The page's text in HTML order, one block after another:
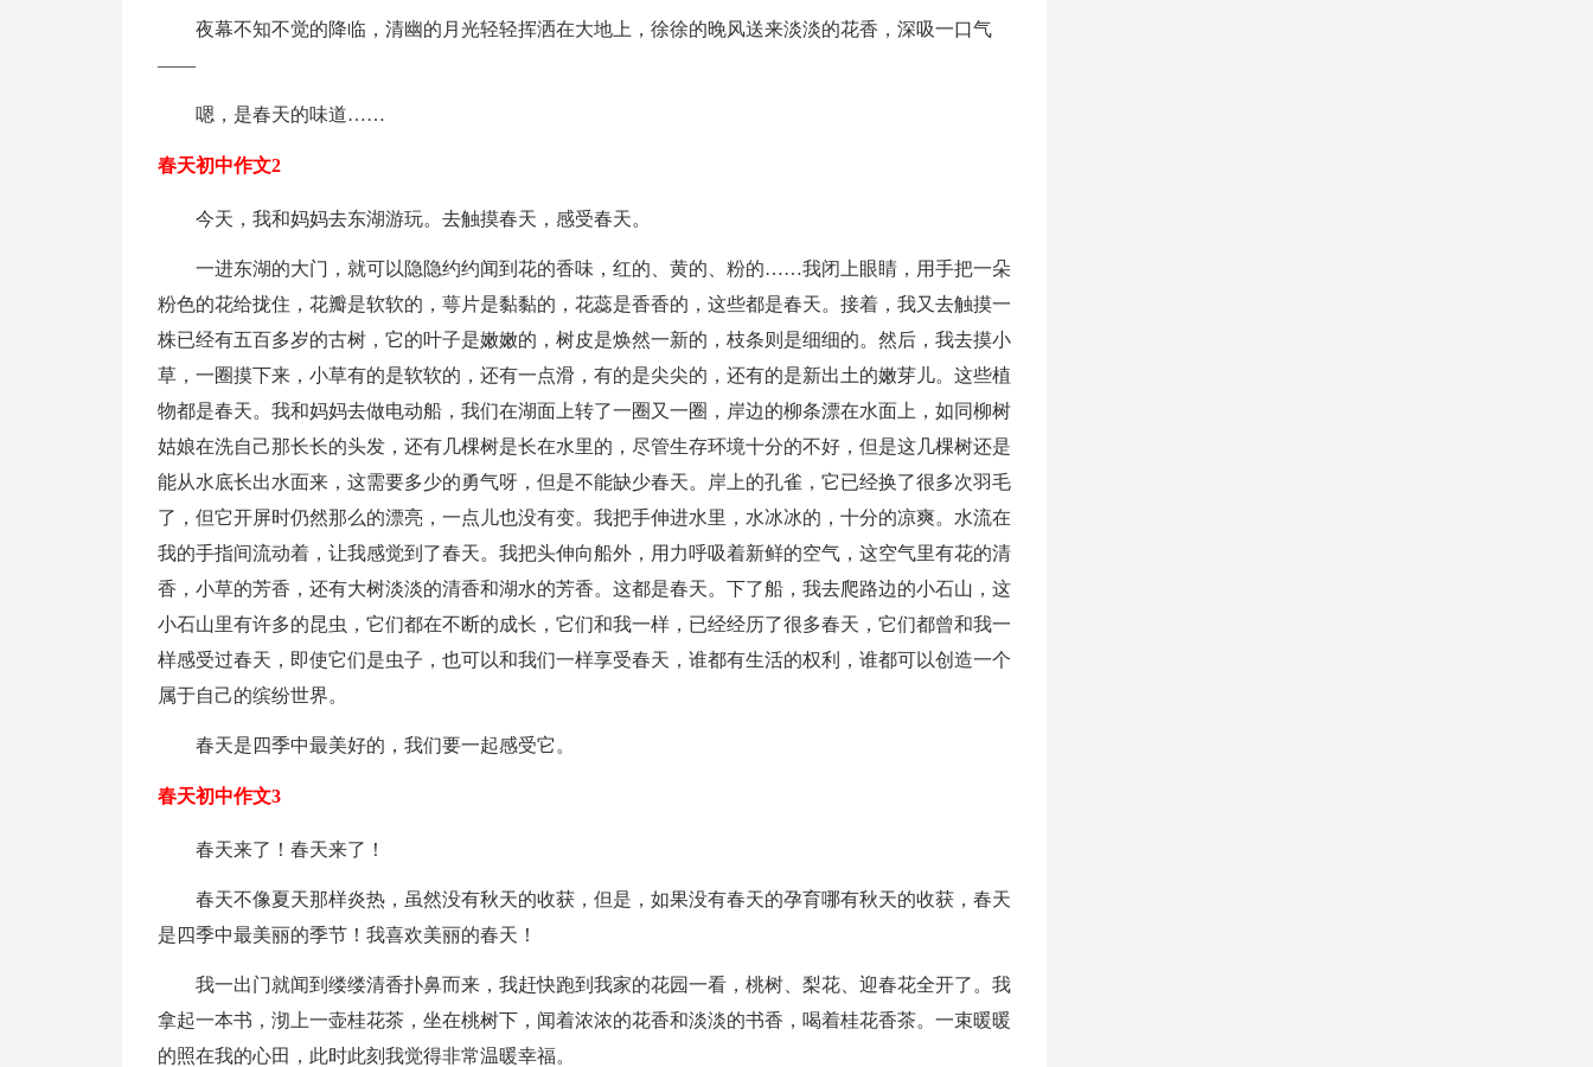
夜幕不知不觉的降临，清幽的月光轻轻挥洒在大地上，徐徐的晚风送来淡淡的花香，深吸一口气
——
嗯，是春天的味道……
春天初中作文2
今天，我和妈妈去东湖游玩。去触摸春天，感受春天。
一进东湖的大门，就可以隐隐约约闻到花的香味，红的、黄的、粉的……我闭上眼睛，用手把一朵
粉色的花给拢住，花瓣是软软的，萼片是黏黏的，花蕊是香香的，这些都是春天。接着，我又去触摸一
株已经有五百多岁的古树，它的叶子是嫩嫩的，树皮是焕然一新的，枝条则是细细的。然后，我去摸小
草，一圈摸下来，小草有的是软软的，还有一点滑，有的是尖尖的，还有的是新出土的嫩芽儿。这些植
物都是春天。我和妈妈去做电动船，我们在湖面上转了一圈又一圈，岸边的柳条漂在水面上，如同柳树
姑娘在洗自己那长长的头发，还有几棵树是长在水里的，尽管生存环境十分的不好，但是这几棵树还是
能从水底长出水面来，这需要多少的勇气呀，但是不能缺少春天。岸上的孔雀，它已经换了很多次羽毛
了，但它开屏时仍然那么的漂亮，一点儿也没有变。我把手伸进水里，水冰冰的，十分的凉爽。水流在
我的手指间流动着，让我感觉到了春天。我把头伸向船外，用力呼吸着新鲜的空气，这空气里有花的清
香，小草的芳香，还有大树淡淡的清香和湖水的芳香。这都是春天。下了船，我去爬路边的小石山，这
小石山里有许多的昆虫，它们都在不断的成长，它们和我一样，已经经历了很多春天，它们都曾和我一
样感受过春天，即使它们是虫子，也可以和我们一样享受春天，谁都有生活的权利，谁都可以创造一个
属于自己的缤纷世界。
春天是四季中最美好的，我们要一起感受它。
春天初中作文3
春天来了！春天来了！
春天不像夏天那样炎热，虽然没有秋天的收获，但是，如果没有春天的孕育哪有秋天的收获，春天
是四季中最美丽的季节！我喜欢美丽的春天！
我一出门就闻到缕缕清香扑鼻而来，我赶快跑到我家的花园一看，桃树、梨花、迎春花全开了。我
拿起一本书，沏上一壶桂花茶，坐在桃树下，闻着浓浓的花香和淡淡的书香，喝着桂花香茶。一束暖暖
的照在我的心田，此时此刻我觉得非常温暖幸福。